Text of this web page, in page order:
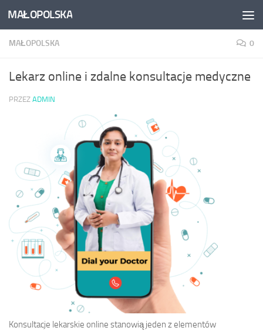
Skip to content
MAŁOPOLSKA
MAŁOPOLSKA 0
Lekarz online i zdalne konsultacje medyczne
PRZEZ ADMIN
Konsultacje lekarskie online stanowią jeden z elementów